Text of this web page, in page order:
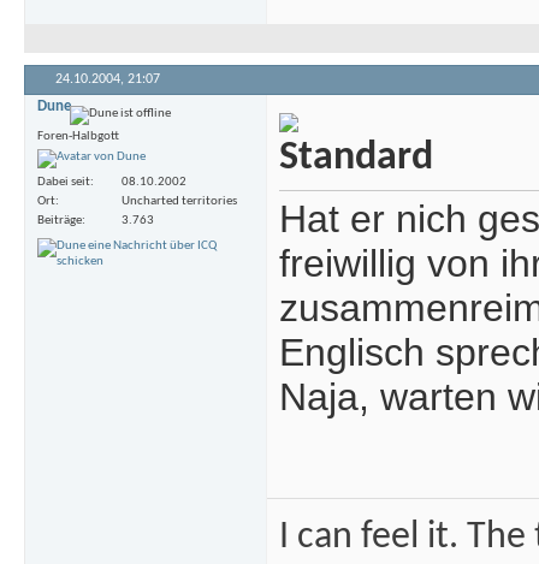
24.10.2004, 21:07
Dune
Foren-Halbgott
Dabei seit
08.10.2002
Ort
Uncharted territories
Beiträge
3.763
Hat er nich
freiwillig von
Englisch
Naja, warten
I can feel it.